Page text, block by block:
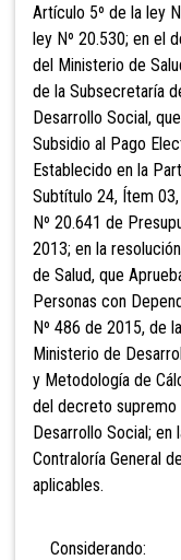
Artículo 5º de la ley
ley Nº 20.530; en el
del Ministerio de
de la Subsecretaría
Desarrollo Social,
Subsidio al Pago
Establecido en la
Subtítulo 24, Ítem
Nº 20.641 de
2013; en la
de Salud, que
Personas con
Nº 486 de 2015, de
Ministerio de
y Metodología de
del decreto supremo
Desarrollo Social; en
Contraloría General
aplicables.
Considerando: